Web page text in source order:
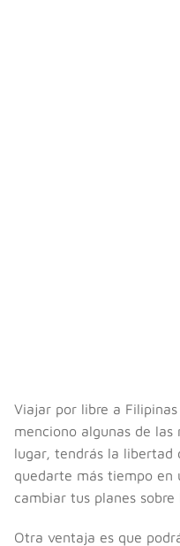
Viajar por libre a
menciono algunas de las
lugar, tendrás la libertad
quedarte más tiempo
cambiar tus planes sobre
Otra ventaja es que